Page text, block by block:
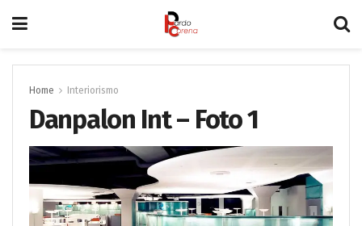
Home Interiorismo
Danpalon Int – Foto 1